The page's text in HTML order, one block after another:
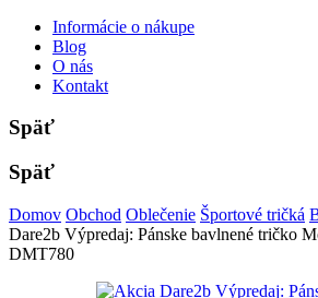
Informácie o nákupe
Blog
O nás
Kontakt
Späť
Späť
Domov Obchod Oblečenie Športové tričká
Dare2b Výpredaj: Pánske bavlnené tričko
DMT780